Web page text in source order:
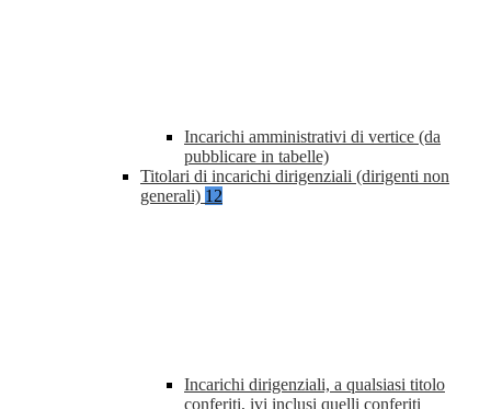
Incarichi amministrativi di vertice (da
pubblicare in tabelle)
Titolari di incarichi dirigenziali (dirigenti non
generali) 12
Incarichi dirigenziali, a qualsiasi titolo
conferiti, ivi inclusi quelli conferiti